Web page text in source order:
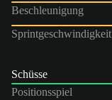
Beschleunigung
Sprintgeschwindigkeit
Schüsse
Positionsspiel